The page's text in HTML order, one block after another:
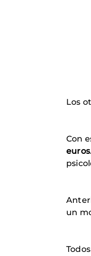
Los
Con
euros
un